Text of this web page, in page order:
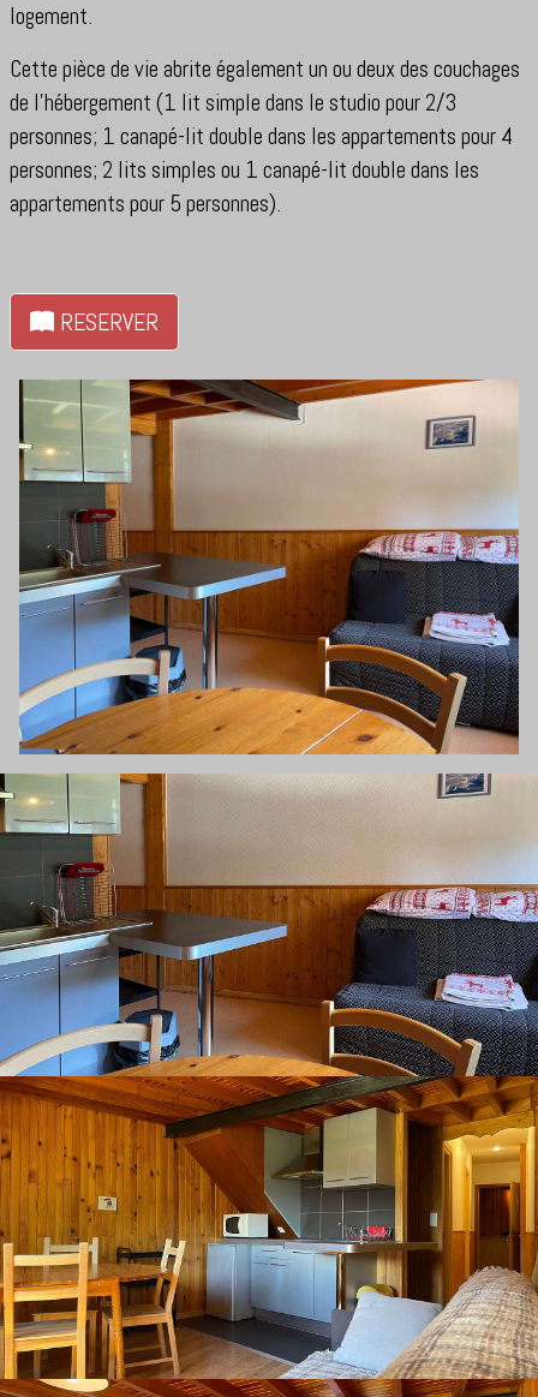
logement.
Cette pièce de vie abrite également un ou deux des couchages
de l'hébergement (1 lit simple dans le studio pour 2/3
personnes; 1 canapé-lit double dans les appartements pour 4
personnes; 2 lits simples ou 1 canapé-lit double dans les
appartements pour 5 personnes).
RESERVER